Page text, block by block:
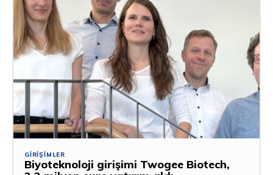
GIRIŞIMLER
Biyoteknoloji girişimi Twogee Biotech,